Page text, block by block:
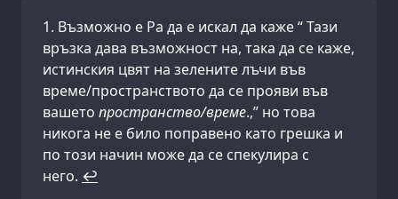
Възможно е Ра да е искал да каже “ Тази
връзка дава възможност на, така да се каже,
истинския цвят на зелените лъчи във
време/пространството да се прояви във
вашето пространство/време.,” но това
никога не е било поправено като грешка и
по този начин може да се спекулира с
него. ↩